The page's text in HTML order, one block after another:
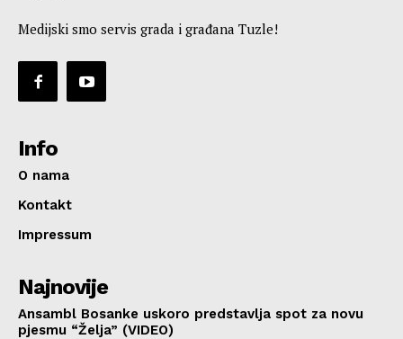
Medijski smo servis grada i građana Tuzle!
Info
O nama
Kontakt
Impressum
Najnovije
Ansambl Bosanke uskoro predstavlja spot za novu
pjesmu “Želja” (VIDEO)